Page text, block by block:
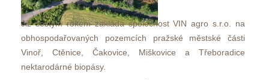
Již šestým rokem zakládá společnost VIN agro s.r.o. na
obhospodařovaných pozemcích pražské městské části
Vinoř, Ctěnice, Čakovice, Miškovice a Třeboradice
nektarodárné biopásy.